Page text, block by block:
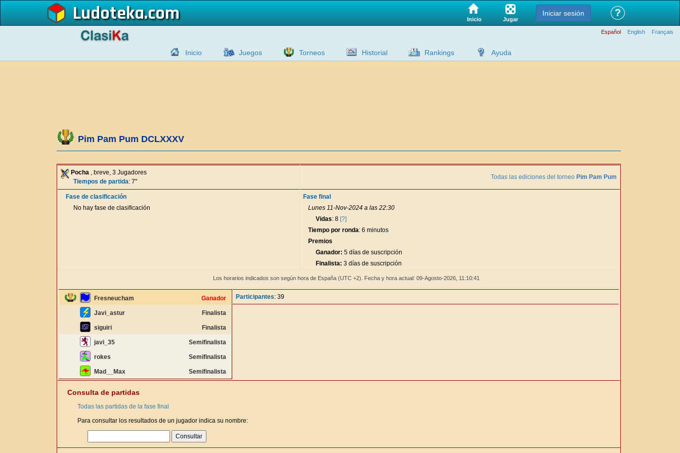
Ludoteka Inicio Jugar
Iniciar sesión ?
Español English Français
Inicio Juegos Torneos Historial Rankings Ayuda
Pim Pam Pum DCLXXXV
Pocha , breve, 3 Jugadores
Tiempos de partida: 7"
Todas las ediciones del torneo Pim Pam Pum
Fase de clasificación
No hay fase de clasificación
Fase final
Lunes 11-Nov-2024 a las 22:30
Vidas: 8 [?]
Tiempo por ronda: 6 minutos
Premios
Ganador: 5 días de suscripción
Finalista: 3 días de suscripción
Los horarios indicados son según hora de España (UTC +2). Fecha y hora actual: 09-Agosto-2026, 11:10:41
Fresneucham Ganador
Javi_astur Finalista
siguiri Finalista
javi_35 Semifinalista
rokes Semifinalista
Mad__Max Semifinalista
Participantes: 39
Consulta de partidas
Todas las partidas de la fase final
Para consultar los resultados de un jugador indica su nombre: